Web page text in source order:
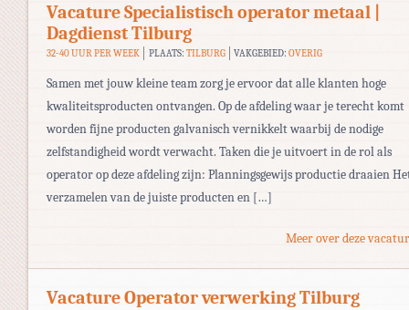
Vacature Specialistisch operator metaal |
Dagdienst Tilburg
32-40 UUR PER WEEK PLAATS: TILBURG VAKGEBIED:OVERIG
Samen met jouw kleine team zorg je ervoor dat alle klanten hoge
kwaliteitsproducten ontvangen. Op de afdeling waar je terecht komt
worden fijne producten galvanisch vernikkelt waarbij de nodige
zelfstandigheid wordt verwacht. Taken die je uitvoert in de rol als
operator op deze afdeling zijn: Planningsgewijs productie draaien
verzamelen van de juiste producten en […]
Meer over deze
Vacature Operator verwerking Tilburg